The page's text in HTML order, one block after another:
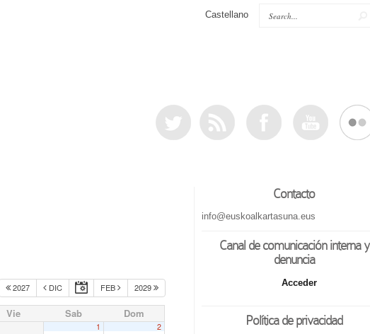
Castellano
2027 DIC FEB 2029
Vie Sab Dom
1 2
Contacto
info@euskoalkartasuna.eus
Canal de comunicación interna y
denuncia
Acceder
Política de privacidad